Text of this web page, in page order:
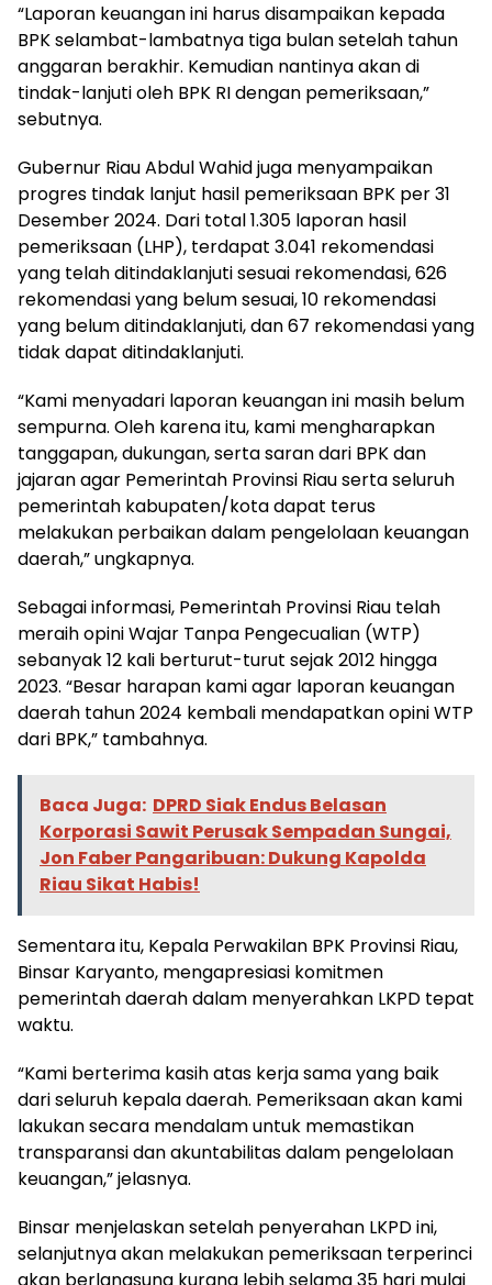
“Laporan keuangan ini harus disampaikan kepada
BPK selambat-lambatnya tiga bulan setelah tahun
anggaran berakhir. Kemudian nantinya akan di
tindak-lanjuti oleh BPK RI dengan pemeriksaan,”
sebutnya.
Gubernur Riau Abdul Wahid juga menyampaikan
progres tindak lanjut hasil pemeriksaan BPK per 31
Desember 2024. Dari total 1.305 laporan hasil
pemeriksaan (LHP), terdapat 3.041 rekomendasi
yang telah ditindaklanjuti sesuai rekomendasi, 626
rekomendasi yang belum sesuai, 10 rekomendasi
yang belum ditindaklanjuti, dan 67 rekomendasi yang
tidak dapat ditindaklanjuti.
“Kami menyadari laporan keuangan ini masih belum
sempurna. Oleh karena itu, kami mengharapkan
tanggapan, dukungan, serta saran dari BPK dan
jajaran agar Pemerintah Provinsi Riau serta seluruh
pemerintah kabupaten/kota dapat terus
melakukan perbaikan dalam pengelolaan keuangan
daerah,” ungkapnya.
Sebagai informasi, Pemerintah Provinsi Riau telah
meraih opini Wajar Tanpa Pengecualian (WTP)
sebanyak 12 kali berturut-turut sejak 2012 hingga
2023. “Besar harapan kami agar laporan keuangan
daerah tahun 2024 kembali mendapatkan opini WTP
dari BPK,” tambahnya.
Baca Juga: DPRD Siak Endus Belasan
Korporasi Sawit Perusak Sempadan Sungai,
Jon Faber Pangaribuan: Dukung Kapolda
Riau Sikat Habis!
Sementara itu, Kepala Perwakilan BPK Provinsi Riau,
Binsar Karyanto, mengapresiasi komitmen
pemerintah daerah dalam menyerahkan LKPD tepat
waktu.
“Kami berterima kasih atas kerja sama yang baik
dari seluruh kepala daerah. Pemeriksaan akan kami
lakukan secara mendalam untuk memastikan
transparansi dan akuntabilitas dalam pengelolaan
keuangan,” jelasnya.
Binsar menjelaskan setelah penyerahan LKPD ini,
selanjutnya akan melakukan pemeriksaan terperinci